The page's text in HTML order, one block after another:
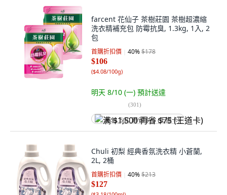
farcent 花仙子 茶樹莊園 茶樹超濃縮
洗衣精補充包 防霉抗臭, 1.3kg, 1入, 2
包
首購折扣價 40%$178
$106
($4.08/100g)
明天 8/10 (一) 預計送達
(301)
满 $1,500 再省 $75 (王道卡)
Chuli 初梨 經典香氛洗衣精 小蒼蘭,
2L, 2桶
首購折扣價 40%$213
$127